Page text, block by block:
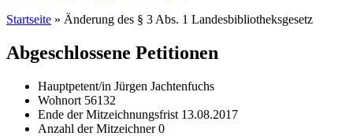
Startseite » Änderung des § 3 Abs. 1 Landesbibliotheksgesetz
Abgeschlossene Petitionen
Hauptpetent/in Jürgen Jachtenfuchs
Wohnort 56132
Ende der Mitzeichnungsfrist 13.08.2017
Anzahl der Mitzeichner0